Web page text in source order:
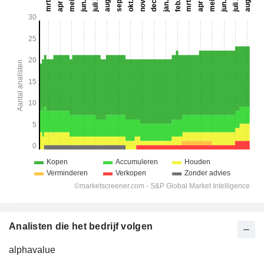
Analisten die het bedrijf volgen
alphavalue